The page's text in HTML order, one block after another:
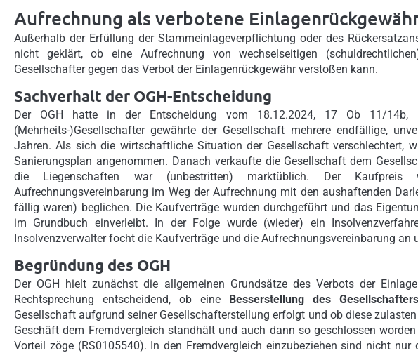
Aufrechnung als verbotene
Außerhalb der Erfüllung der Stammeinlageverpflichtung oder des
nicht geklärt, ob eine Aufrechnung von wechselseitigen
Gesellschafter gegen das Verbot der Einlagenrückgewähr verstoßen kann.
Sachverhalt der OGH-Entscheidung
Der OGH hatte in der Entscheidung vom 18.12.2024, 17 Ob 11/14b,
(Mehrheits-)Gesellschafter gewährte der Gesellschaft mehrere endfällige,
Jahren. Als sich die wirtschaftliche Situation der Gesellschaft verschlechtert,
Sanierungsplan angenommen. Danach verkaufte die Gesellschaft dem
die Liegenschaften war (unbestritten) marktüblich. Der
Aufrechnungsvereinbarung im Weg der Aufrechnung mit den aushaftenden
fällig waren) beglichen. Die Kaufverträge wurden durchgeführt und das
im Grundbuch einverleibt. In der Folge wurde (wieder) ein
Insolvenzverwalter focht die Kaufverträge und die Aufrechnungsvereinbarung an
Begründung des OGH
Der OGH hielt zunächst die allgemeinen Grundsätze des Verbots der
Rechtsprechung entscheidend, ob eine Besserstellung des Gesellschafters
Gesellschaft aufgrund seiner Gesellschafterstellung erfolgt und ob diese
Geschäft dem Fremdvergleich standhält und auch dann so geschlossen
Vorteil zöge (RS0105540). In den Fremdvergleich einzubeziehen sind nicht